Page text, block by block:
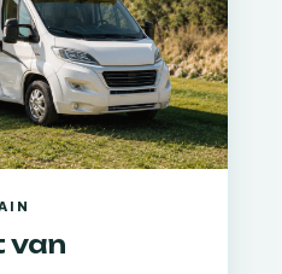
van